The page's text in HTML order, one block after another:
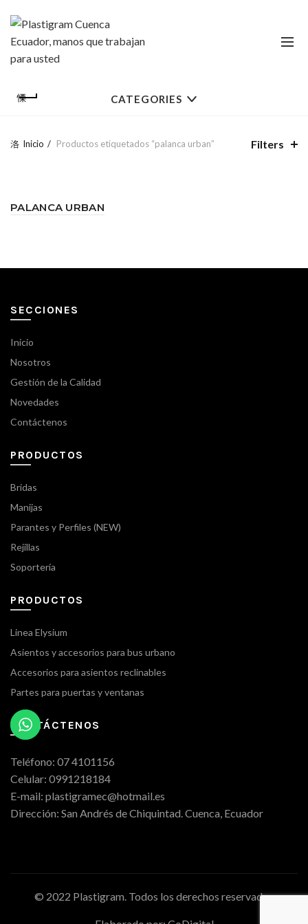
CATEGORIES
Inicio Productos etiquetados “palanca urban” Filters
PALANCA URBAN
SECCIONES
Inicio
Nosotros
Gestión de la Calidad
Novedades
Contáctenos
PRODUCTOS
Bridas
Manijas
Parantes y Perfiles (NEW)
Rejillas
Soportería
PRODUCTOS
Linea Elysium
Asientos y accesorios para bus urbano
Accesorios para asientos reclinables
Partes para puertas y ventanas
CONTÁCTENOS
Teléfono: 07 4101156
Celular: 0991218184
E-mail: plastigramec@hotmail.es
Dirección: San Andrés de Chiquintad. Cuenca, Ecuador
© 2022 Plastigram. Todos los derechos reservados